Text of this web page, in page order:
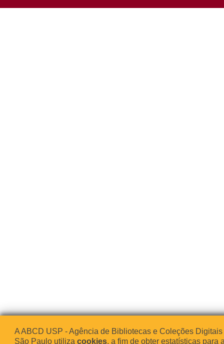
A ABCD USP - Agência de Bibliotecas e Coleções
São Paulo utiliza cookies, a fim de obter estatísticas para